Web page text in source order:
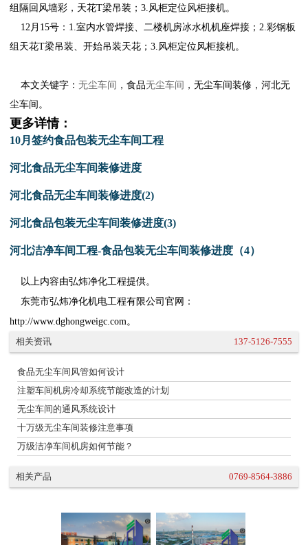
组隔回风墙彩，天花T梁吊装；3.风柜定位风柜接机。
12月15号：1.室内水管焊接、二楼机房冰水机机座焊接；2.彩钢板
组天花T梁吊装、开始吊装天花；3.风柜定位风柜接机。
本文关键字： 无尘车间 ，食品无尘车间 ， 无尘车间装修 ，河北无
尘车间。
更多详情：
10月签约食品包装无尘车间工程
河北食品无尘车间装修进度
河北食品无尘车间装修进度(2)
河北食品包装无尘车间装修进度(3)
河北洁净车间工程-食品包装无尘车间装修进度（4）
以上内容由弘炜净化工程提供。
东莞市弘炜净化机电工程有限公司官网：
http://www.dghongweigc.com。
相关资讯 137-5126-7555
食品无尘车间风管如何设计
注塑车间机房冷却系统节能改造的计划
无尘车间的通风系统设计
十万级无尘车间装修注意事项
万级洁净车间机房如何节能？
相关产品 0769-8564-3886